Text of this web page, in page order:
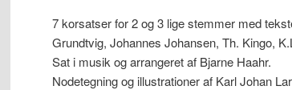
7 korsatser for 2 og 3 lige stemmer med
Grundtvig, Johannes Johansen, Th. Kingo,
Sat i musik og arrangeret af Bjarne Haahr.
Nodetegning og illustrationer af Karl Johan